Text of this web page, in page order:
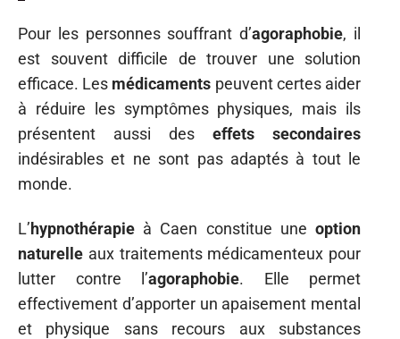
Pour les personnes souffrant d’agoraphobie, il
est souvent difficile de trouver une solution
efficace. Les médicaments peuvent certes aider
à réduire les symptômes physiques, mais ils
présentent aussi des effets secondaires
indésirables et ne sont pas adaptés à tout le
monde.
L’hypnothérapie à Caen constitue une option
naturelle aux traitements médicamenteux pour
lutter contre l’agoraphobie. Elle permet
effectivement d’apporter un apaisement mental
et physique sans recours aux substances